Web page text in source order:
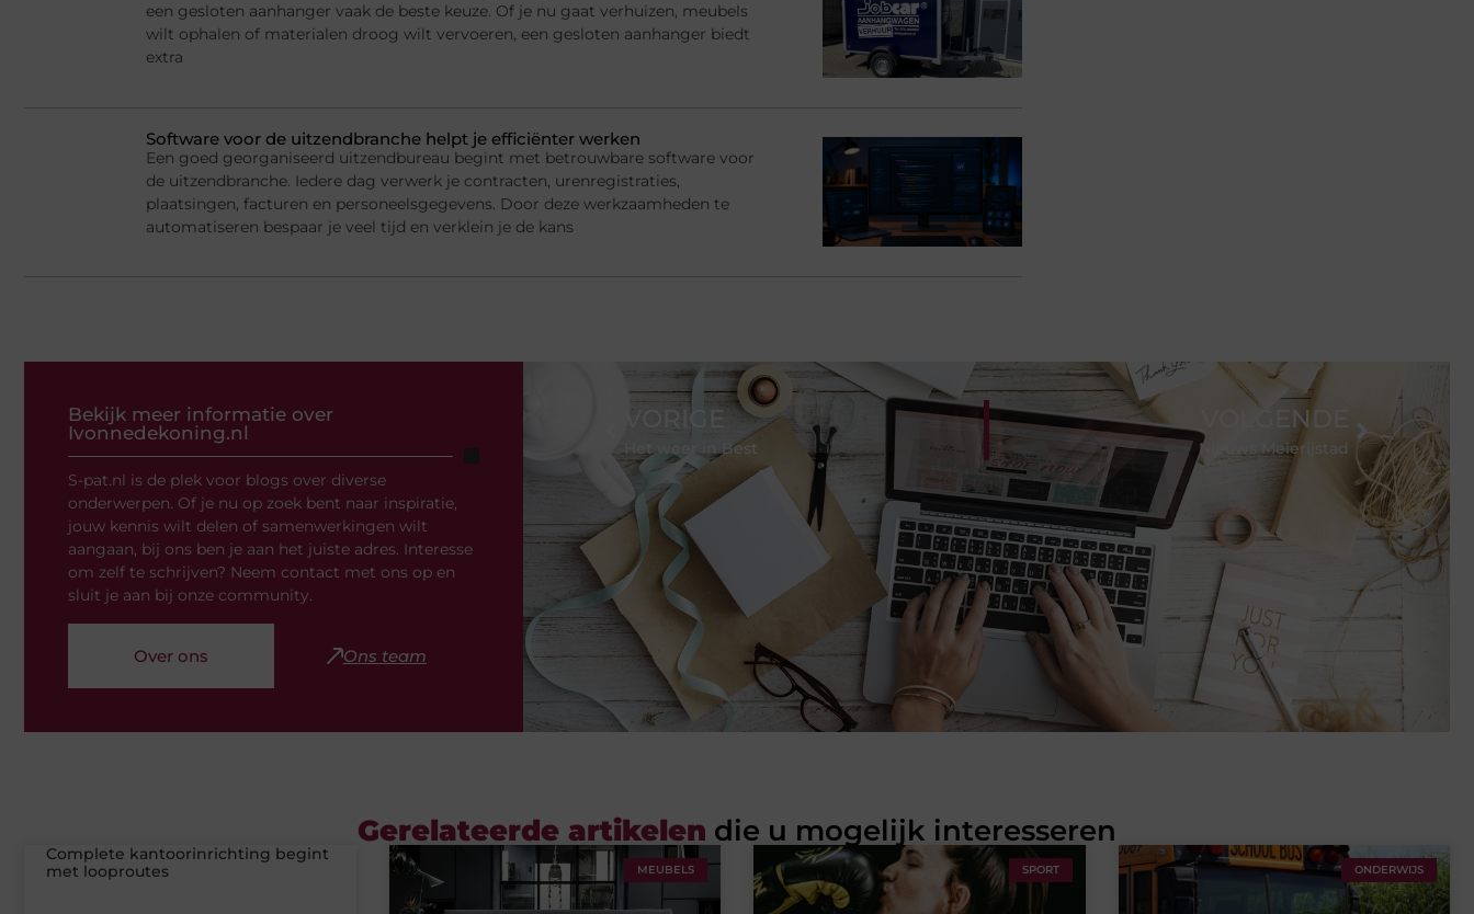
een gesloten aanhanger vaak de beste keuze. Of je nu gaat verhuizen, meubels
wilt ophalen of materialen droog wilt vervoeren, een gesloten aanhanger biedt
extra
Software voor de uitzendbranche helpt je efficiënter werken
Een goed georganiseerd uitzendbureau begint met betrouwbare software voor
de uitzendbranche. Iedere dag verwerk je contracten, urenregistraties,
plaatsingen, facturen en personeelsgegevens. Door deze werkzaamheden te
automatiseren bespaar je veel tijd en verklein je de kans
Bekijk meer informatie over
Ivonnedekoning.nl
S-pat.nl is de plek voor blogs over diverse
onderwerpen. Of je nu op zoek bent naar inspiratie,
jouw kennis wilt delen of samenwerkingen wilt
aangaan, bij ons ben je aan het juiste adres. Interesse
om zelf te schrijven? Neem contact met ons op en
sluit je aan bij onze community.
Over ons Ons team
VORIGE
Het weer in Best
VOLGENDE
Nieuws Meierijstad
Gerelateerde artikelen die u mogelijk interesseren
Complete kantoorinrichting begint
met looproutes
MEUBELS SPORT ONDERWIJS